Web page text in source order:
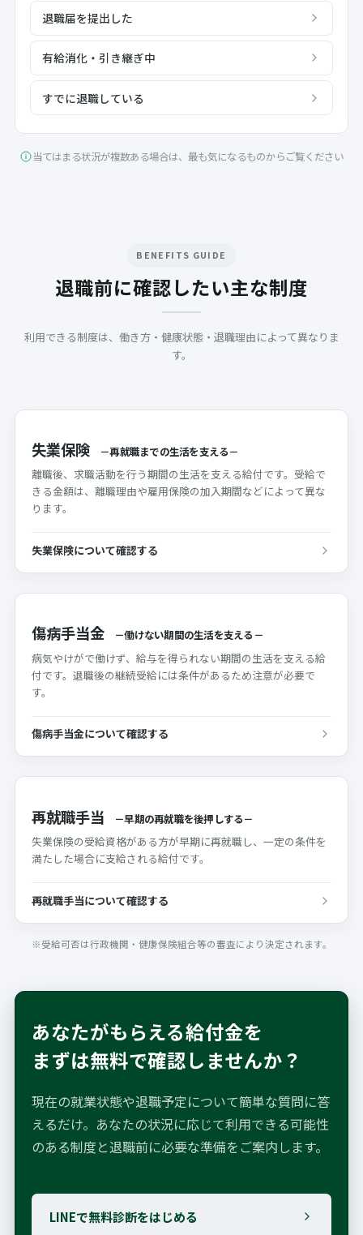
退職届を提出した
有給消化・引き継ぎ中
すでに退職している
近日公開
当てはまる状況が複数ある場合は、最も気になるものからご覧ください
BENEFITS GUIDE
退職前に確認したい主な制度
利用できる制度は、働き方・健康状態・退職理由によって異なりま
す。
失業保険 －再就職までの生活を支える－
離職後、求職活動を行う期間の生活を支える給付です。受給で
きる金額は、離職理由や雇用保険の加入期間などによって異な
ります。
失業保険について確認する
傷病手当金 －働けない期間の生活を支える －
病気やけがで働けず、給与を得られない期間の生活を支える給
付です。退職後の継続受給には条件があるため注意が必要で
す。
傷病手当金について確認する
再就職手当 －早期の再就職を後押しする－
失業保険の受給資格がある方が早期に再就職し、一定の条件を
満たした場合に支給される給付です。
再就職手当について確認する
※受給可否は行政機関・健康保険組合等の審査により決定されます。
あなたがもらえる給付金を
まずは無料で確認しませんか？
現在の就業状態や退職予定について簡単な質問に答
えるだけ。あなたの状況に応じて利用できる可能性
のある制度と退職前に必要な準備をご案内します。
LINEで無料診断をはじめる